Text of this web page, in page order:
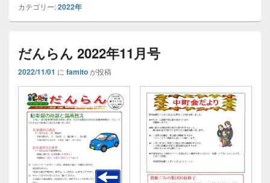
カテゴリー:2022年
だんらん 2022年11月号
2022/11/01 に famitoが投稿